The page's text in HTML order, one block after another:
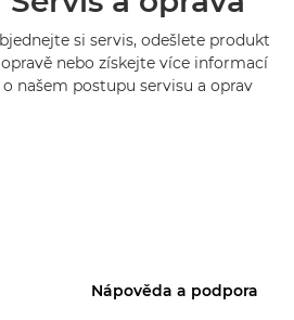
si servis, odešlete produkt
opravě nebo získejte více informací
o našem postupu servisu a oprav
Nápověda a podpora